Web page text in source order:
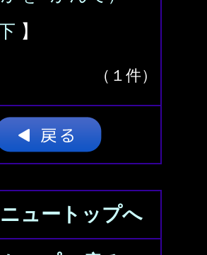
】
（１件）
ュートップへ